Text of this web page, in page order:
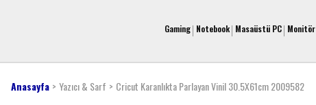
Gaming Notebook Masaüstü PC Monitör
Anasayfa Yazıcı & Sarf Cricut Karanlıkta Parlayan Vinil 30.5X61cm 2009582